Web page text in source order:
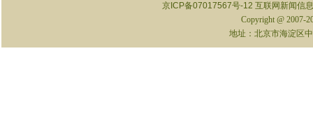
京ICP备07017567号-12 互联网新闻信
Copyright @ 2007-
地址：北京市海淀区